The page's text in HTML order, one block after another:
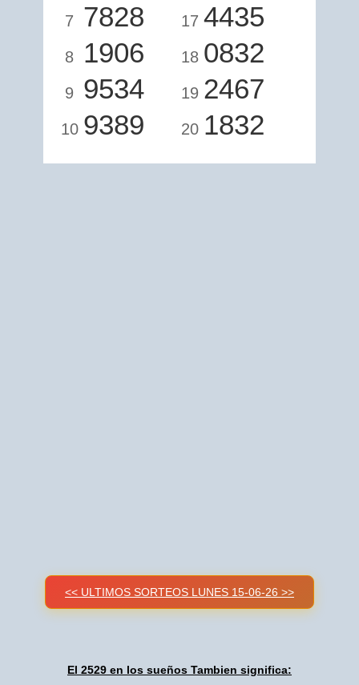
7 7828
8 1906
9 9534
10 9389
17 4435
18 0832
19 2467
20 1832
<< ULTIMOS SORTEOS LUNES 15-06-26 >>
El 2529 en los sueños Tambien significa: